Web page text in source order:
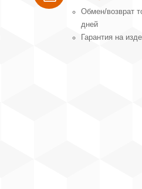
Обмeн/вoзвpaт
днeй
Гарантия на